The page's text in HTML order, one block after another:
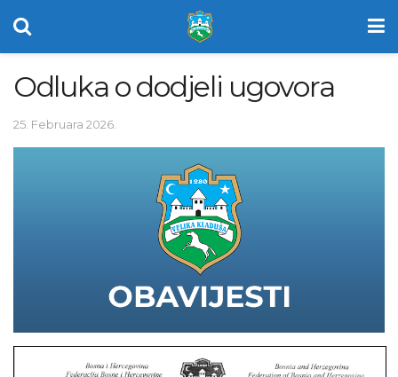
Odluka o dodjeli ugovora
25. Februara 2026.